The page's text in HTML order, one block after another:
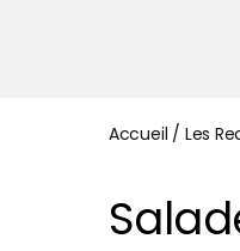
Accueil / Les